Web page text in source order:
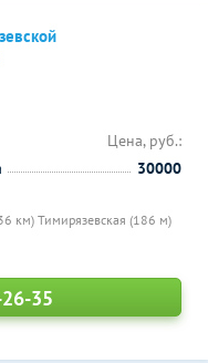
км)Тимирязевская (186 м)
Цена, руб.:
30000
35